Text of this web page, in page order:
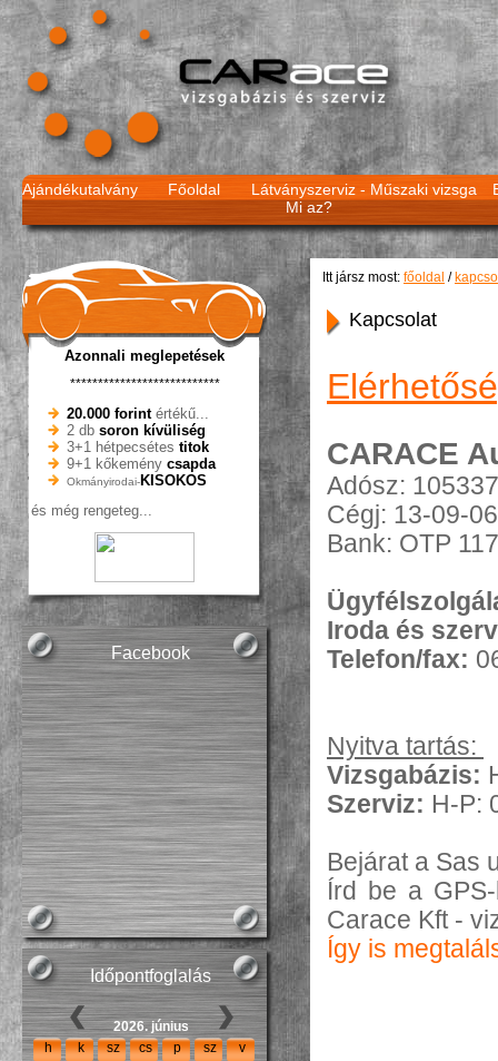
Ajándékutalvány Főoldal
Látványszerviz -
Mi az?
Műszaki vizsga
Azonnali meglepetések
***************************
20.000 forintértékű...
2 db soron kívüliség
3+1 hétpecsétes titok
9+1 kőkemény csapda
Okmányirodai-KISOKOS
  és m
ég rengeteg...
Facebook
Időpontfoglalás
2026. június
h
k sz cs p sz
v
Itt jársz most: főoldal /
Kapcsolat
CARACE
Adósz:
Cégj: 13-09-
Bank: OTP
Iroda és
Telefon/fax:
Nyitva tartás:
Vizsgabázis:
Szerviz: H-P:
Bejárat a Sas
Írd be a
Carace Kft -
Így is